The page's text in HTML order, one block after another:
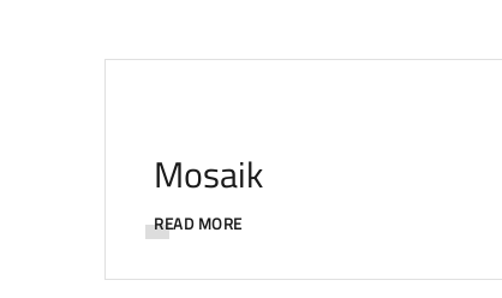
Mosaik
READ MORE